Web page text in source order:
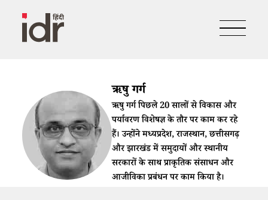
ऋषु गर्ग
ऋषु गर्ग पिछले 20 सालों से विकास और
पर्यावरण विशेषज्ञ के तौर पर काम कर रहे
हैं। उन्होंने मध्यप्रदेश, राजस्थान, छत्तीसगढ़
और झारखंड में समुदायों और स्थानीय
सरकारों के साथ प्राकृतिक संसाधन और
आजीविका प्रबंधन पर काम किया है।